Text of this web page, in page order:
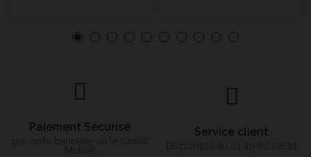
Paiement Sécurisé Service client